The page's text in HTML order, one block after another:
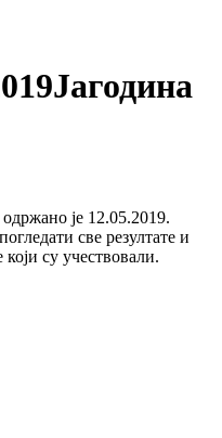
Јагодина
је 12.05.2019.
све резултате и
су учествовали.